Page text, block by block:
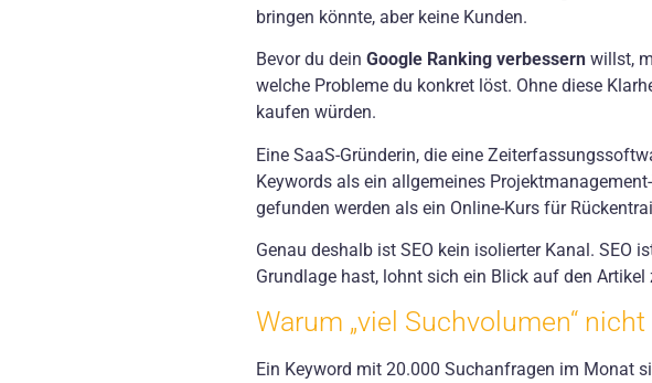
bringen könnte, aber keine Kunden.
Bevor du dein Google Ranking verbessern willst,
welche Probleme du konkret löst. Ohne diese
kaufen würden.
Eine SaaS-Gründerin, die eine
Keywords als ein allgemeines
gefunden werden als ein Online-Kurs für
Genau deshalb ist SEO kein isolierter Kanal. SEO
Grundlage hast, lohnt sich ein Blick auf den Artikel
Warum „viel Suchvolumen“
Ein Keyword mit 20.000 Suchanfragen im Monat